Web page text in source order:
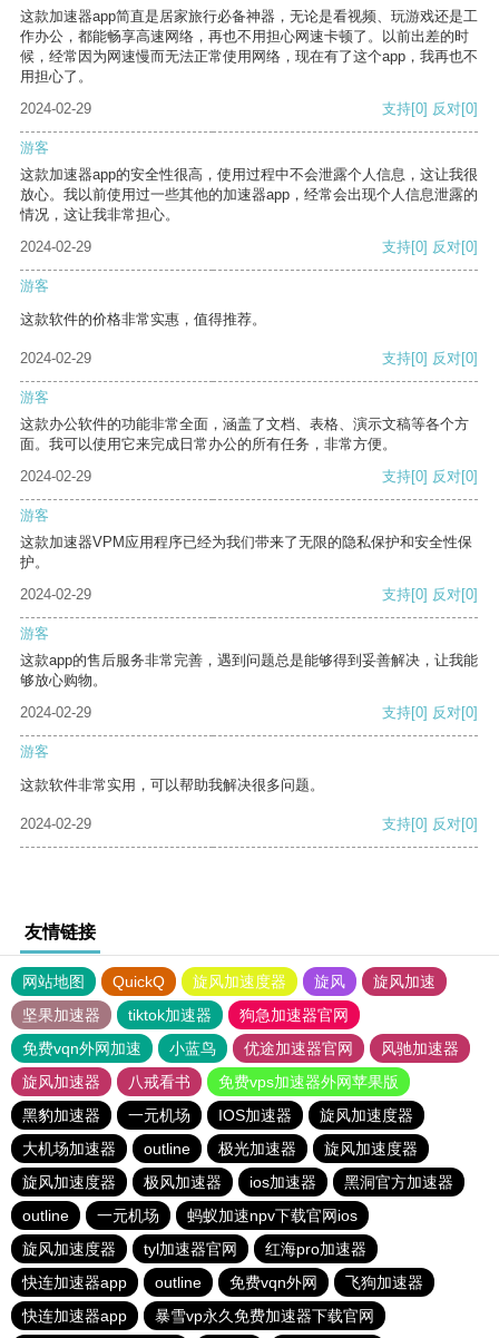
这款加速器app简直是居家旅行必备神器，无论是看视频、玩游戏还是工
作办公，都能畅享高速网络，再也不用担心网速卡顿了。以前出差的时
候，经常因为网速慢而无法正常使用网络，现在有了这个app，我再也不
用担心了。
2024-02-29
支持[0] 反对[0]
游客
这款加速器app的安全性很高，使用过程中不会泄露个人信息，这让我很
放心。我以前使用过一些其他的加速器app，经常会出现个人信息泄露的
情况，这让我非常担心。
2024-02-29
支持[0] 反对[0]
游客
这款软件的价格非常实惠，值得推荐。
2024-02-29 支持[0] 反对[0]
游客
这款办公软件的功能非常全面，涵盖了文档、表格、演示文稿等各个方
面。我可以使用它来完成日常办公的所有任务，非常方便。
2024-02-29
支持[0] 反对[0]
游客
这款加速器VPM应用程序已经为我们带来了无限的隐私保护和安全性保
护。
2024-02-29
支持[0] 反对[0]
游客
这款app的售后服务非常完善，遇到问题总是能够得到妥善解决，让我能
够放心购物。
2024-02-29
支持[0] 反对[0]
游客
这款软件非常实用，可以帮助我解决很多问题。
2024-02-29 支持[0] 反对[0]
友情链接
网站地图 QuickQ 旋风加速度器 旋风
旋风加速
坚果加速器
tiktok加速器
狗急加速器官网
免费vqn外网加速
小蓝鸟 优途加速器官网
风驰加速器
旋风加速器
八戒看书
免费vps加速器外网苹果版
黑豹加速器
一元机场 IOS加速器
旋风加速度器
大机场加速器
outline 极光加速器
旋风加速度器
旋风加速度器
极风加速器 ios加速器
黑洞官方加速器
outline
一元机场
蚂蚁加速npv下载官网ios
旋风加速度器
tyl加速器官网
红海pro加速器
快连加速器app
outline 免费vqn外网
飞狗加速器
快连加速器app
暴雪vp永久免费加速器下载官网